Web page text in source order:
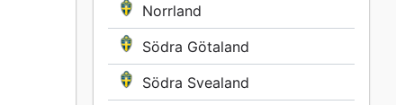
Norrland
Södra Götaland
Södra Svealand